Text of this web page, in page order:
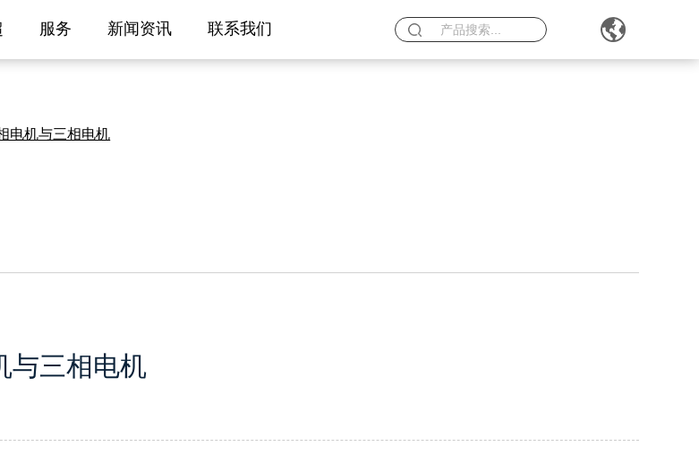
服务 新闻资讯 联系我们
电机与三相电机
与三相电机